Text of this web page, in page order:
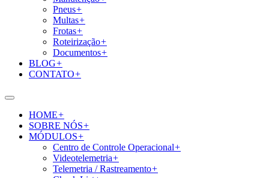
Pneus+
Multas+
Frotas+
Roteirização+
Documentos+
BLOG+
CONTATO+
HOME+
SOBRE NÓS+
MÓDULOS+
Centro de Controle Operacional+
Videotelemetria+
Telemetria / Rastreamento+